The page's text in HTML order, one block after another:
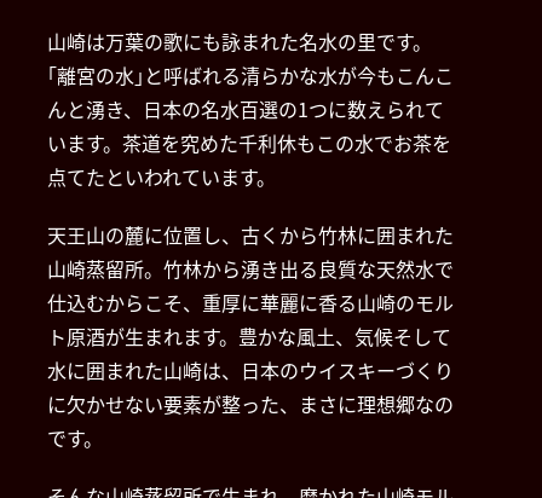
山崎は万葉の歌にも詠まれた名水の里です。
｢離宮の水｣と呼ばれる清らかな水が今もこんこ
んと湧き、日本の名水百選の1つに数えられて
います。茶道を究めた千利休もこの水でお茶を
点てたといわれています。
天王山の麓に位置し、古くから竹林に囲まれた
山崎蒸留所。竹林から湧き出る良質な天然水で
仕込むからこそ、重厚に華麗に香る山崎のモル
ト原酒が生まれます。豊かな風土、気候そして
水に囲まれた山崎は、日本のウイスキーづくり
に欠かせない要素が整った、まさに理想郷なの
です。